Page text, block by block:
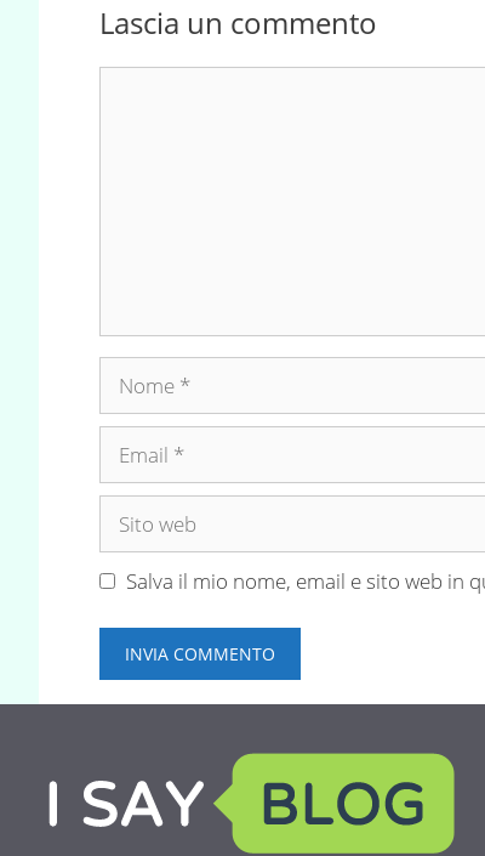
Lascia un commento
Nome
Email
Sito
Salva il mio nome, email e sito web in